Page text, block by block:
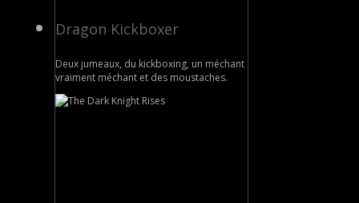
Dragon Kickboxer
Deux jumeaux, du kickboxing, un méchant
vraiment méchant et des moustaches.